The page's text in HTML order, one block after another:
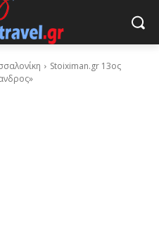
Stoiximan.gr 13ος